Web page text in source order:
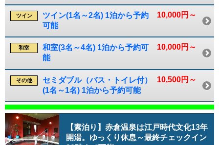
10,000円～
ツイン
ツイン(1名～2名) 1泊から予約
可能
10,000円～
和室
和室(3名～4名) 1泊から予約可
能
10,500円～
その他
セミダブル（バス・トイレ付）
(1名～1名) 1泊から予約可能
【素泊り】赤倉温泉は江戸時代文化13年
開湯。ゆっくり休息～最終チェックイン